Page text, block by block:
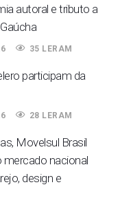
autoral e tributo a
35 LERAM
participam da
28 LERAM
Movelsul Brasil
mercado nacional
design e